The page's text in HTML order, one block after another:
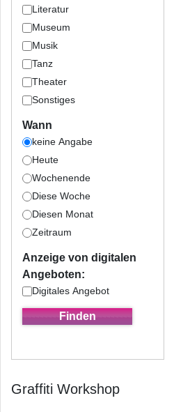
Literatur
Museum
Musik
Tanz
Theater
Sonstiges
Wann
keine Angabe
Heute
Wochenende
Diese Woche
Diesen Monat
Zeitraum
Anzeige von digitalen
Angeboten:
Digitales Angebot
Graffiti Workshop